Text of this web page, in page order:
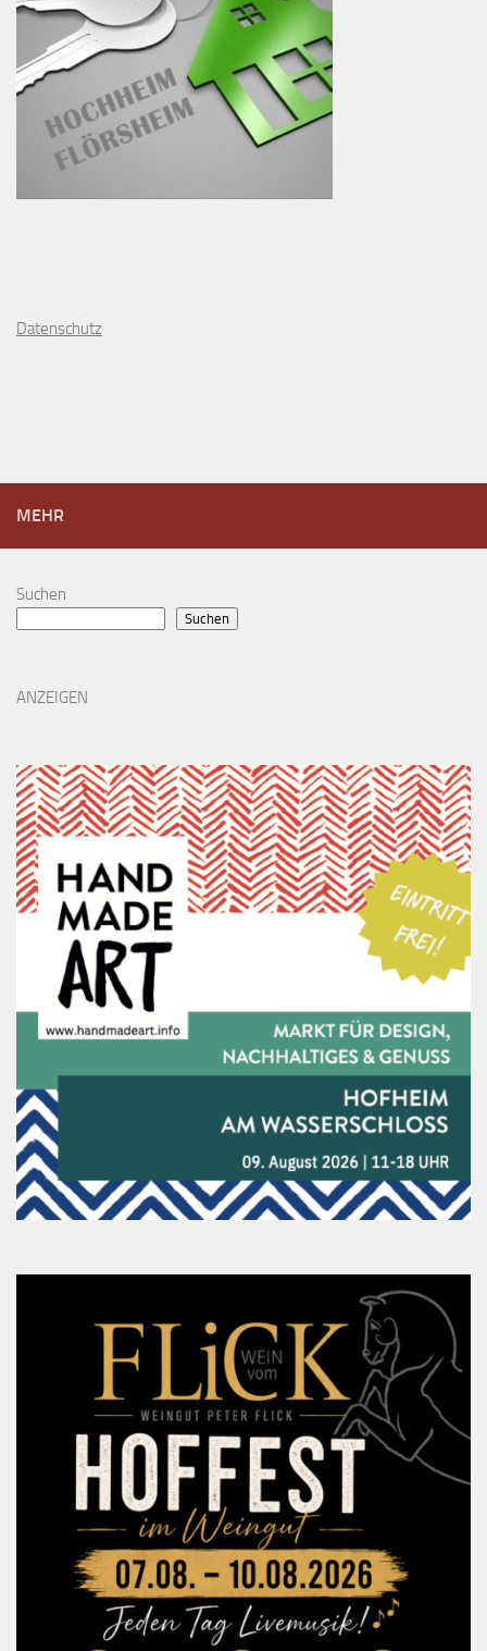
Datenschutz
MEHR
Suchen
Suchen
ANZEIGEN